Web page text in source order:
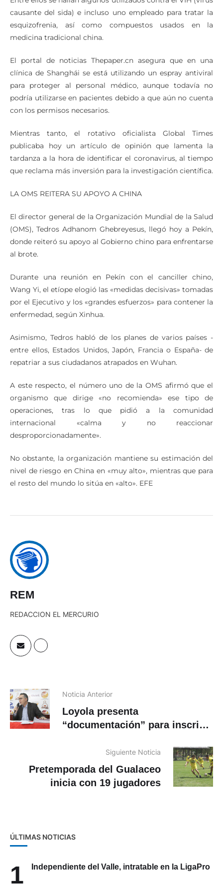
causante del sida) e incluso uno empleado para tratar la
esquizofrenia, así como compuestos usados en la
medicina tradicional china.
El portal de noticias Thepaper.cn asegura que en una
clínica de Shanghái se está utilizando un espray antiviral
para proteger al personal médico, aunque todavía no
podría utilizarse en pacientes debido a que aún no cuenta
con los permisos necesarios.
Mientras tanto, el rotativo oficialista Global Times
publicaba hoy un artículo de opinión que lamenta la
tardanza a la hora de identificar el coronavirus, al tiempo
que reclama más inversión para la investigación científica.
LA OMS REITERA SU APOYO A CHINA
El director general de la Organización Mundial de la Salud
(OMS), Tedros Adhanom Ghebreyesus, llegó hoy a Pekín,
donde reiteró su apoyo al Gobierno chino para enfrentarse
al brote.
Durante una reunión en Pekín con el canciller chino,
Wang Yi, el etíope elogió las «medidas decisivas» tomadas
por el Ejecutivo y los «grandes esfuerzos» para contener la
enfermedad, según Xinhua.
Asimismo, Tedros habló de los planes de varios países -
entre ellos, Estados Unidos, Japón, Francia o España- de
repatriar a sus ciudadanos atrapados en Wuhan.
A este respecto, el número uno de la OMS afirmó que el
organismo que dirige «no recomienda» ese tipo de
operaciones, tras lo que pidió a la comunidad
internacional «calma y no reaccionar
desproporcionadamente».
No obstante, la organización mantiene su estimación del
nivel de riesgo en China en «muy alto», mientras que para
el resto del mundo lo sitúa en «alto». EFE
REM
REDACCION EL MERCURIO
Noticia Anterior
Loyola presenta
“documentación” para inscribir
Siguiente Noticia
Pretemporada del Gualaceo
inicia con 19 jugadores
ÚLTIMAS NOTICIAS
1 Independiente del Valle, intratable en la LigaPro